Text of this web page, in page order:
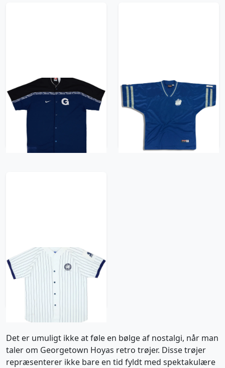
1990s Georgetown
Hoyas Nike Authentic
Shooting Shirt - 7/10 -
(XL)
1990s Georgetown
Hoyas #18 CMP Team
Sport Jersey (Home)
418 kr / £47.99
1990s Georgetown
Hoyas Starter Jersey
Tee - 5/10 - (XL)
313 kr / £35.99
Det er umuligt ikke at føle en bølge af nostalgi, når man
taler om Georgetown Hoyas retro trøjer. Disse trøjer
repræsenterer ikke bare en tid fyldt med spektakulære